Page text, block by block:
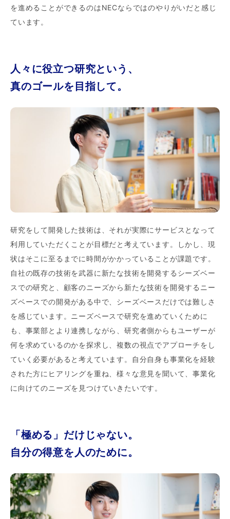
を進めることができるのはNECならではのやりがいだと感じ
ています。
人々に役立つ研究という、
真のゴールを目指して。
研究をして開発した技術は、それが実際にサービスとなって
利用していただくことが目標だと考えています。しかし、現
状はそこに至るまでに時間がかかっていることが課題です。
自社の既存の技術を武器に新たな技術を開発するシーズベー
スでの研究と、顧客のニーズから新たな技術を開発するニー
ズベースでの開発がある中で、シーズベースだけでは難しさ
を感じています。ニーズベースで研究を進めていくために
も、事業部とより連携しながら、研究者側からもユーザーが
何を求めているのかを探求し、複数の視点でアプローチをし
ていく必要があると考えています。自分自身も事業化を経験
された方にヒアリングを重ね、様々な意見を聞いて、事業化
に向けてのニーズを見つけていきたいです。
「極める」だけじゃない。
自分の得意を人のために。